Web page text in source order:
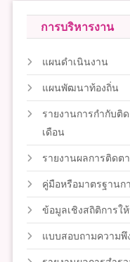
การบริหารงาน
แผนดำเนินงาน
แผนพัฒนาท้องถิ่น
รายงานการกำกับติ
เดือน
รายงานผลการติด
คู่มือหรือมาตรฐานก
ข้อมูลเชิงสถิติการใ
แบบสอบถามความพึ